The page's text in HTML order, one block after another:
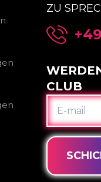
ZU
CLUB
E-
MAIL